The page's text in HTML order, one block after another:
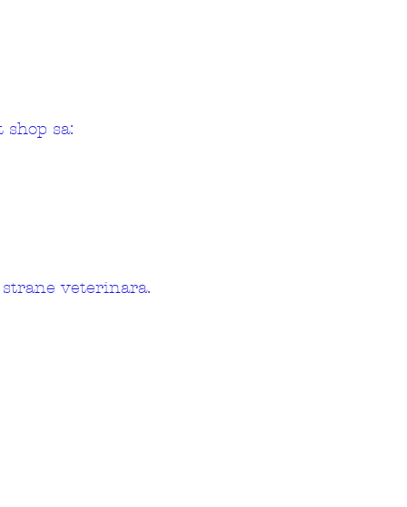
sa:
veterinara.